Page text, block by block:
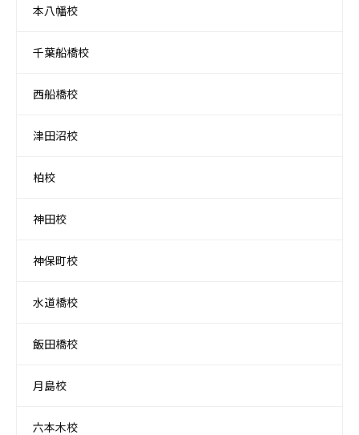
本八幡校
千葉船橋校
西船橋校
津田沼校
柏校
神田校
神保町校
水道橋校
飯田橋校
月島校
六本木校